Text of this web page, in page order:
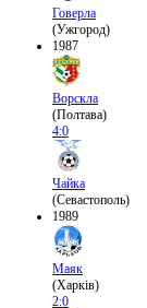
Говерла
(Ужгород)
1987
Ворскла
(Полтава)
4:0
Чайка
(Севастополь)
1989
Маяк
(Харків)
2:0